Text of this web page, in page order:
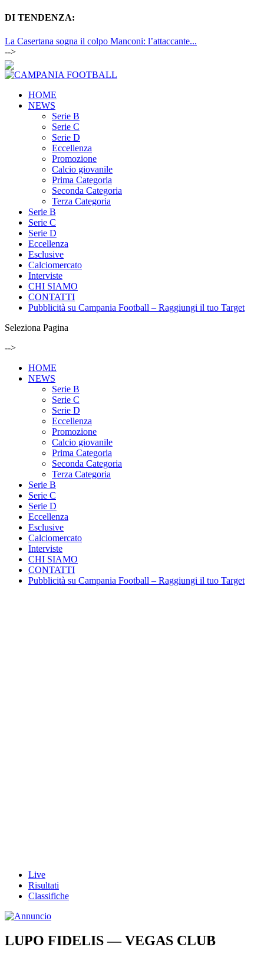
DI TENDENZA:
La Casertana sogna il colpo Manconi: l’attaccante...
-->
HOME
NEWS
Serie B
Serie C
Serie D
Eccellenza
Promozione
Calcio giovanile
Prima Categoria
Seconda Categoria
Terza Categoria
Serie B
Serie C
Serie D
Eccellenza
Esclusive
Calciomercato
Interviste
CHI SIAMO
CONTATTI
Pubblicità su Campania Football – Raggiungi il tuo Target
Seleziona Pagina
-->
HOME
NEWS
Serie B
Serie C
Serie D
Eccellenza
Promozione
Calcio giovanile
Prima Categoria
Seconda Categoria
Terza Categoria
Serie B
Serie C
Serie D
Eccellenza
Esclusive
Calciomercato
Interviste
CHI SIAMO
CONTATTI
Pubblicità su Campania Football – Raggiungi il tuo Target
Live
Risultati
Classifiche
LUPO FIDELIS — VEGAS CLUB